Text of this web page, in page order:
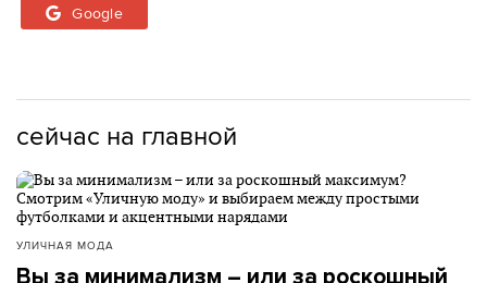
Google
сейчас на главной
УЛИЧНАЯ МОДА
Вы за минимализм – или за роскошный